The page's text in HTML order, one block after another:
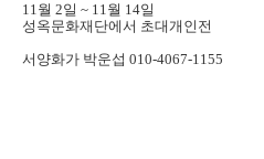
11월 2일 ~ 11월 14일
성옥문화재단에서 초대개인전
서양화가 박운섭 010-4067-1155